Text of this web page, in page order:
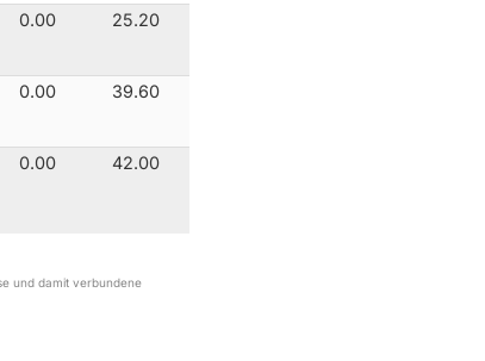
0.00 25.20
0.00 39.60
0.00 42.00
und damit verbundene